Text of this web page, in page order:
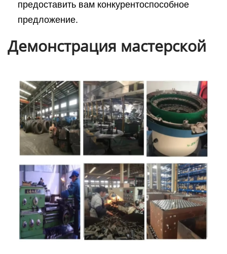
предоставить вам конкурентоспособное
предложение.
Демонстрация мастерской